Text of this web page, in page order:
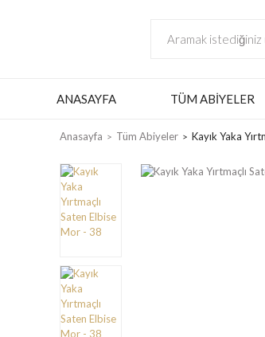
ANASAYFA TÜM ABIYELER
Anasayfa Tüm Abiyeler Kayık Yaka